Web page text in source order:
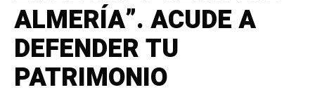
ALMERÍA”. ACUDE A
DEFENDER TU
PATRIMONIO